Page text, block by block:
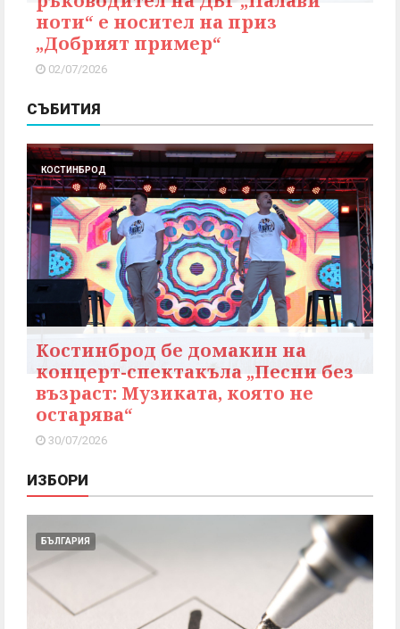
ноти“ е носител на приз
„Добрият пример“
02/07/2026
СЪБИТИЯ
КОСТИНБРОД
Костинброд бе домакин на
концерт-спектакъла „Песни без
възраст: Музиката, която не
остарява“
30/07/2026
ИЗБОРИ
БЪЛГАРИЯ